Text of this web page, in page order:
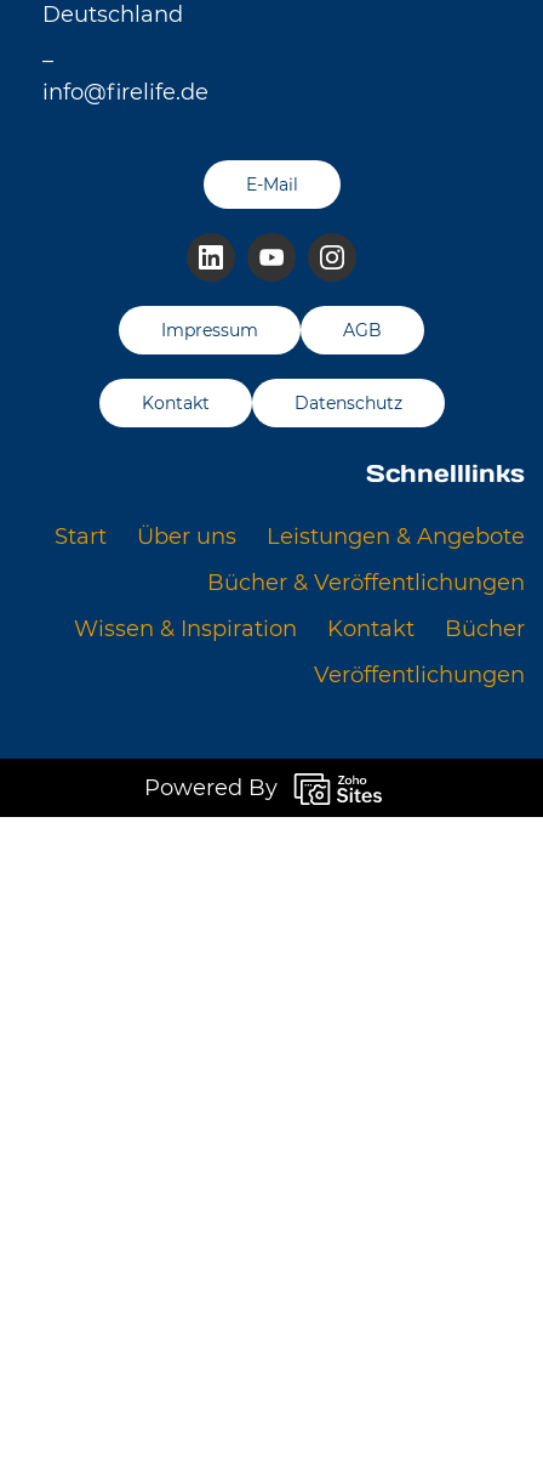
Deutschland
info@firelife.de
E-Mail
Impressum AGB
Kontakt Datenschutz
Schnelllinks
Start Über uns
Leistungen & Angebote
Bücher & Veröffentlichungen
Wissen & Inspiration
Kontakt
Bücher
Veröffentlichungen
Powered By